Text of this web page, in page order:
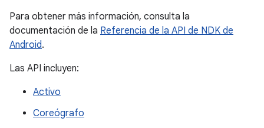
Para obtener más información, consulta la
documentación de la Referencia de la API de NDK de
Android.
Las API incluyen:
Activo
Coreógrafo